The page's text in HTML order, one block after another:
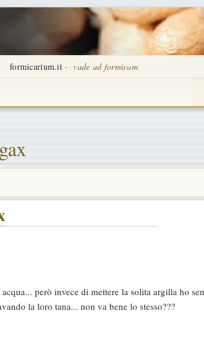
formicarium.it · vade ad formicam
però invece di mettere la solita argilla ho
la loro tana... non va bene lo stesso???